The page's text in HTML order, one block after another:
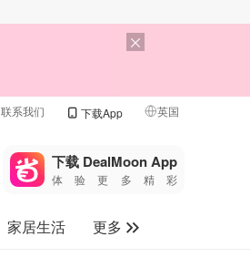
联系我们 下载App 英国
🇺🇸
🇨🇳 中国
🇨🇦加拿大
下载 DealMoon App
体验更多精彩
家居生活
更多